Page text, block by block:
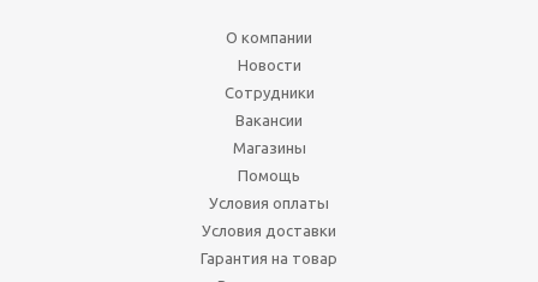
О компании
Новости
Сотрудники
Вакансии
Магазины
Помощь
Условия оплаты
Условия доставки
Гарантия на товар